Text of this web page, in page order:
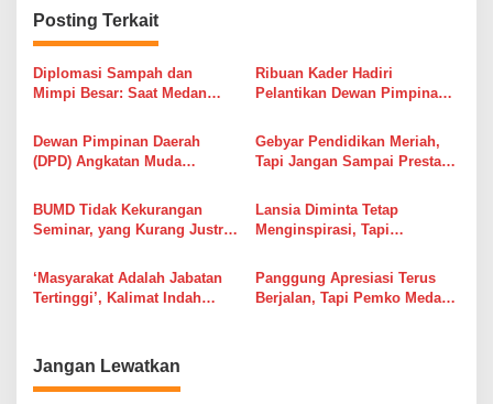
g
a
s
p
o
s
Posting Terkait
Diplomasi Sampah dan
Mimpi Besar: Saat Medan
Rakyat Menunggu Hasil Nyata
Ribuan Kader Hadiri
Pelantikan Dewan Pimpinan
Pembaharuan Indonesia
(AMPI) Sumatera Utara
Dewan Pimpinan Daerah
(DPD) Angkatan Muda
(AMPI) Sumatera Utara Gelar
Musyawarah Daerah (Musda)
IX
Gebyar Pendidikan Meriah,
Tapi Jangan Sampai Prestasi
Rumah Pemko Medan
BUMD Tidak Kekurangan
Seminar, yang Kurang Justru
Harus Dibuktikan, Bukan
Dirayakan
Lansia Diminta Tetap
Menginspirasi, Tapi
Memberikan Kehidupan yang
Layak
‘Masyarakat Adalah Jabatan
Tertinggi’, Kalimat Indah
Pejabat Barunya
Panggung Apresiasi Terus
Berjalan, Tapi Pemko Medan
Jangan Lewatkan